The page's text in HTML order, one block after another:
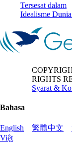
Tersesat dalam
Idealisme
RIGHTS
Syarat &
Bahasa
English 繁體中文
Việt